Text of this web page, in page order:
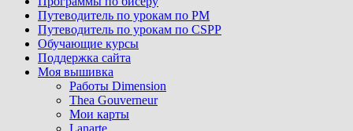
Путеводитель по урокам по PM
Путеводитель по урокам по CSPP
Обучающиe курсы
Поддержка сайта
Моя вышивка
Работы Dimension
Thea Gouverneur
Мои карты
Lanarte